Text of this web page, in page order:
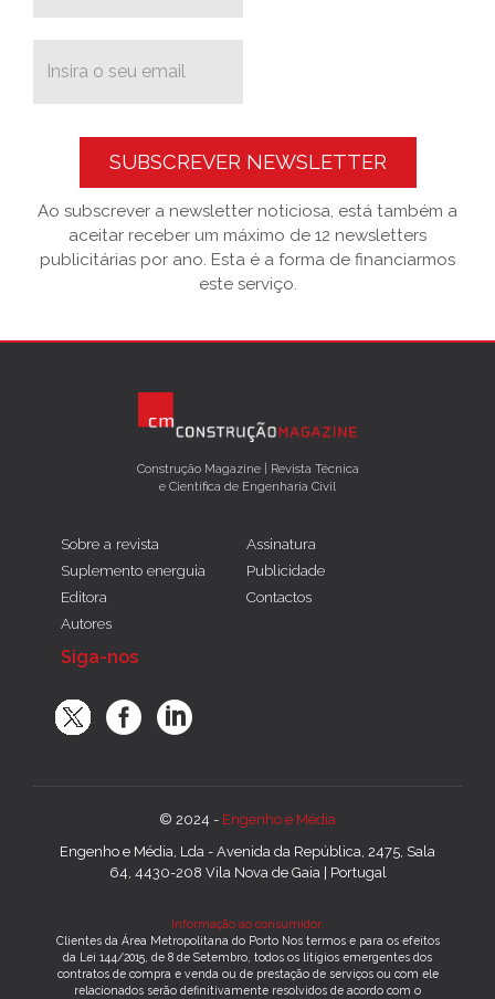
SUBSCREVER NEWSLETTER
Ao subscrever a newsletter noticiosa, está também a
aceitar receber um máximo de 12 newsletters
publicitárias por ano. Esta é a forma de financiarmos
este serviço.
Construção Magazine | Revista Técnica
e Científica de Engenharia Civil
Sobre a revista
Suplemento energuia
Editora
Autores
Assinatura
Publicidade
Contactos
Siga-nos
© 2024 - Engenho e Média
Engenho e Média, Lda - Avenida da República, 2475, Sala
64, 4430-208 Vila Nova de Gaia | Portugal
Informação ao consumidor:
Clientes da Área Metropolitana do Porto Nos termos e para os efeitos
da Lei 144/2015, de 8 de Setembro, todos os litígios emergentes dos
contratos de compra e venda ou de prestação de serviços ou com ele
relacionados serão definitivamente resolvidos de acordo com o